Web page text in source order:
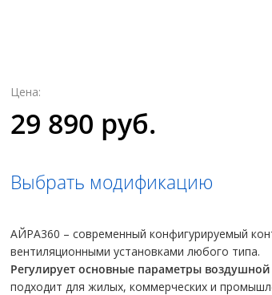
Цена:
29 890 руб.
Выбрать модификацию
АЙРА360 – современный конфигурируемый
вентиляционными установками любого типа.
Регулирует основные параметры
подходит для жилых, коммерческих и